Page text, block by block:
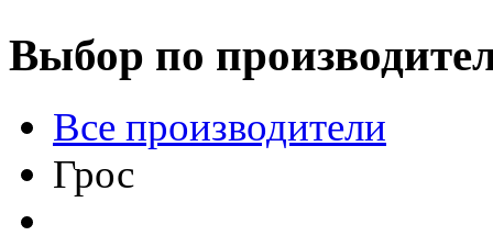
Выбор по
Все производители
Грос